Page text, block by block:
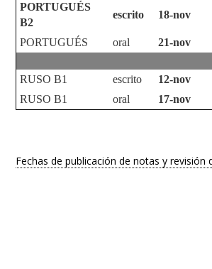
PORTUGUÉS
B2
escrito 18-nov
PORTUGUÉS oral 21-nov
RUSO B1 escrito 12-nov
RUSO B1
oral 17-nov
Fechas de publicación de notas y revisión